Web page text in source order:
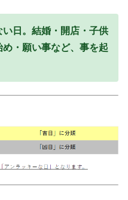
い日。結婚・開店・子供
・願い事など、事を起